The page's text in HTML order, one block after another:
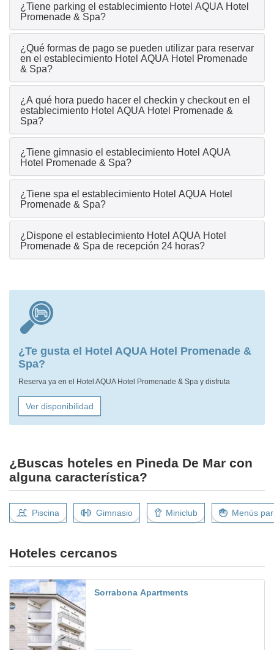
¿Tiene parking el establecimiento Hotel AQUA Hotel
Promenade & Spa?
¿Qué formas de pago se pueden utilizar para reservar
en el establecimiento Hotel AQUA Hotel Promenade
& Spa?
¿A qué hora puedo hacer el checkin y checkout en el
establecimiento Hotel AQUA Hotel Promenade &
Spa?
¿Tiene gimnasio el establecimiento Hotel AQUA
Hotel Promenade & Spa?
¿Tiene spa el establecimiento Hotel AQUA Hotel
Promenade & Spa?
¿Dispone el establecimiento Hotel AQUA Hotel
Promenade & Spa de recepción 24 horas?
¿Te gusta el Hotel AQUA Hotel Promenade &
Spa?
Reserva ya en el Hotel AQUA Hotel Promenade & Spa y disfruta
Ver disponibilidad
¿Buscas hoteles en Pineda De Mar con
alguna característica?
Piscina Gimnasio Miniclub Menús
Hoteles cercanos
Sorrabona Apartments